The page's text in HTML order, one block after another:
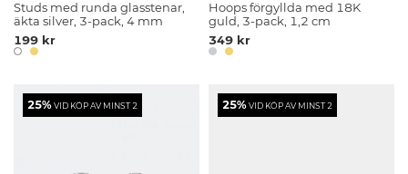
Studs med runda glasstenar,
äkta silver, 3-pack, 4 mm
199 kr
Hoops förgyllda med 18K
guld, 3-pack, 1,2 cm
349 kr
25%VID KÖP AV MINST 2 25%VID KÖP AV MINST 2